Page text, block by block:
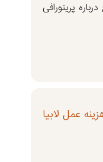
پرینورافی
عمل لابیا